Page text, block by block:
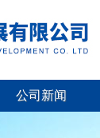
公司新闻